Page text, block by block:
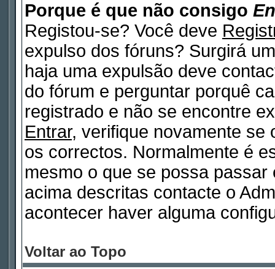
Porque é que não consigo
Registou-se? Você deve
expulso dos fóruns? Surgirá
haja uma expulsão deve
do fórum e perguntar porquê
registrado e não se encontre
Entrar, verifique novamente se
os correctos. Normalmente é
mesmo o que se possa
acima descritas contacte o
acontecer haver alguma
Voltar ao Topo